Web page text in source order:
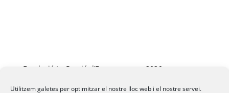
Utilitzem galetes per optimitzar el nostre lloc web i el nostre servei.
Fundació La Passió d’Esparreguera, 2026